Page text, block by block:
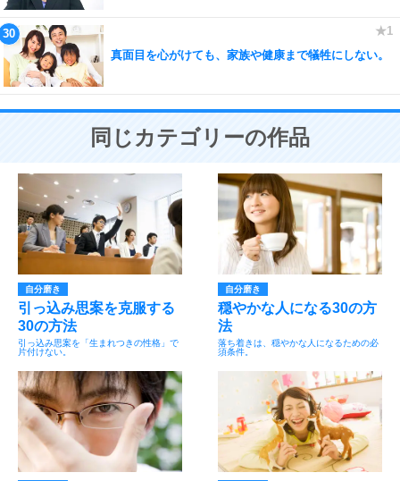
真面目を心がけても、家族や健康まで犠牲にしない。
同じカテゴリーの作品
自分磨き
引っ込み思案を克服する
30の方法
引っ込み思案を「生まれつきの性格」で
片付けない。
自分磨き
穏やかな人になる30の方
法
落ち着きは、穏やかな人になるための必
須条件。